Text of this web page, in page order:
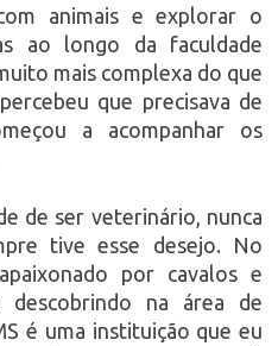
animais e explorar o
ao longo da faculdade
mais complexa do que
que precisava de
a acompanhar os
de ser veterinário, nunca
tive esse desejo. No
por cavalos e
na área de
é uma instituição que eu